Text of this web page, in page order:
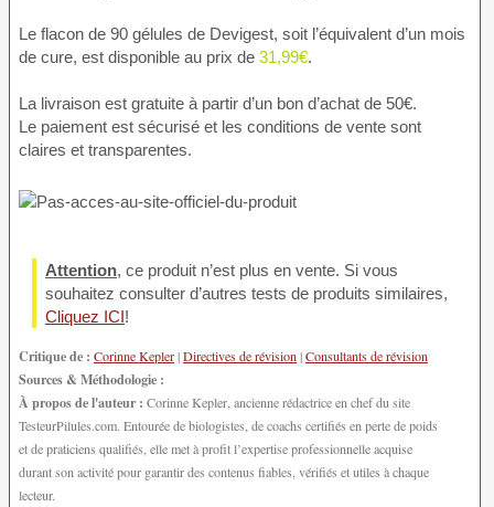
Le flacon de 90 gélules de Devigest, soit l’équivalent d’un mois
de cure, est disponible au prix de 31,99€.
La livraison est gratuite à partir d’un bon d’achat de 50€.
Le paiement est sécurisé et les conditions de vente sont
claires et transparentes.
Attention, ce produit n’est plus en vente. Si vous
souhaitez consulter d’autres tests de produits similaires,
Cliquez ICI!
Critique de : Corinne Kepler|Directives de révision|Consultants de révision
Sources & Méthodologie :
À propos de l'auteur : Corinne Kepler, ancienne rédactrice en chef du site
TesteurPilules.com. Entourée de biologistes, de coachs certifiés en perte de poids
et de praticiens qualifiés, elle met à profit l’expertise professionnelle acquise
durant son activité pour garantir des contenus fiables, vérifiés et utiles à chaque
lecteur.